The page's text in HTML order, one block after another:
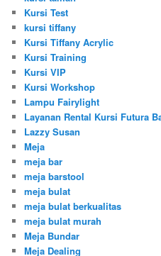
Kursi Test
kursi tiffany
Kursi Tiffany Acrylic
Kursi Training
Kursi VIP
Kursi Workshop
Lampu Fairylight
Layanan Rental Kursi Futura
Lazzy Susan
Meja
meja bar
meja barstool
meja bulat
meja bulat berkualitas
meja bulat murah
Meja Bundar
Meja Dealing